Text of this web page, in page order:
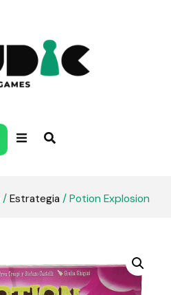
/Estrategia / Potion Explosion